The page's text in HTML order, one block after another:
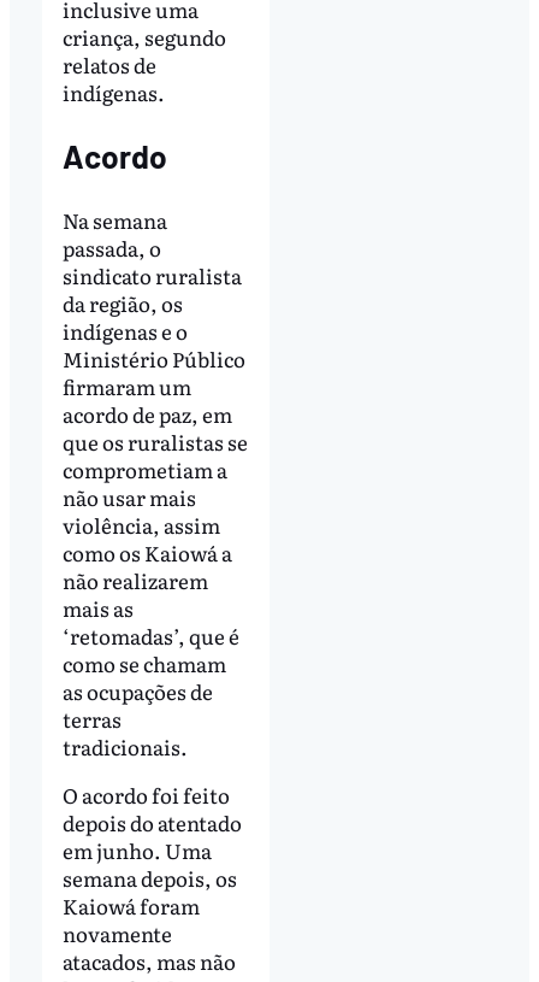
inclusive uma
criança, segundo
relatos de
indígenas.
Acordo
Na semana
passada, o
sindicato ruralista
da região, os
indígenas e o
Ministério Público
firmaram um
acordo de paz, em
que os ruralistas se
comprometiam a
não usar mais
violência, assim
como os Kaiowá a
não realizarem
mais as
‘retomadas’, que é
como se chamam
as ocupações de
terras
tradicionais.
O acordo foi feito
depois do atentado
em junho. Uma
semana depois, os
Kaiowá foram
novamente
atacados, mas não